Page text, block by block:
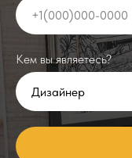
Кем вы являетесь?